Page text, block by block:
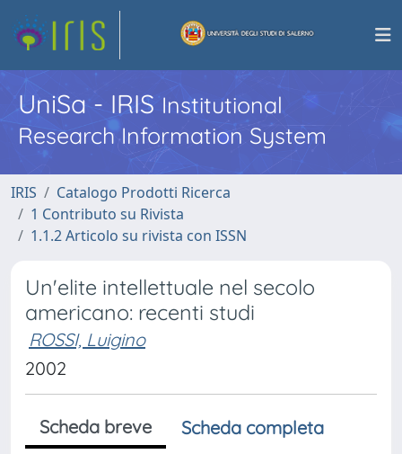
UniSa - IRISInstitutional
Research Information System
IRIS
Catalogo Prodotti Ricerca
1 Contributo su Rivista
1.1.2 Articolo su rivista con ISSN
Un'elite intellettuale nel secolo
americano: recenti studi
ROSSI, Luigino
2002
Scheda breve
Scheda completa